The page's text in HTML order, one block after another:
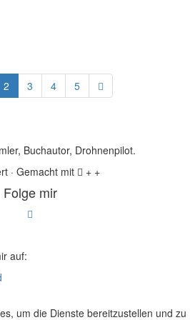
2 3 4 5
Buchautor, Drohnenpilot.
· Gemacht mit
+ +
Folge mir
auf:
um die Dienste bereitzustellen und zu